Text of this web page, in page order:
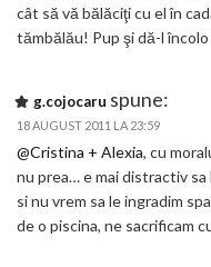
cât să vă bălăciţi cu el în
tămbălău! Pup şi dă-l
g.cojocaru spune:
18 AUGUST 2011 LA 23:59
@Cristina + Alexia, cu
nu prea… e mai distractiv
si nu vrem sa le ingradim
de o piscina, ne sacrificam